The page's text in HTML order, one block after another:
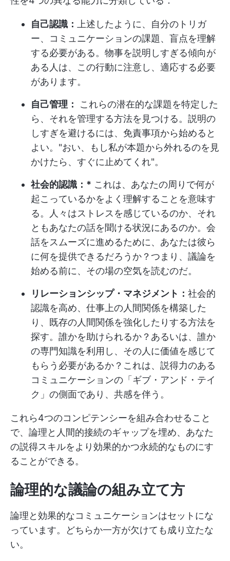
自己認識：
上述したように、自分のトリガ
ー、コミュニケーションの課題、盲点を理解
する必要がある。物事を説明しすぎる傾向が
ある人は、この行動に注意し、適応する必要
があります。
自己管理：
これらの潜在的な課題を特定した
ら、それを管理する方法を見つける。説明の
しすぎを避けるには、免責事項から始めると
よい。"おい、もし私が本題から外れるのを見
かけたら、すぐに止めてくれ"。
社会的認識：* これは、あなたの周りで何が
起こっているかをよく理解することを意味す
る。人々はストレスを感じているのか、それ
ともあなたの話を聞ける状況にあるのか。会
話をスムーズに進めるために、あなたは彼ら
に何を提供できるだろうか？つまり、議論を
始める前に、その場の空気を読むのだ。
リレーションシップ・マネジメント： 社会的
認識を高め、仕事上の人間関係を構築した
り、既存の人間関係を強化したりする方法を
探す。誰かを助けられるか？あるいは、誰か
の専門知識を利用し、その人に価値を感じて
もらう必要があるか？これは、説得力のある
コミュニケーションの「ギブ・アンド・テイ
ク」の側面であり、共感を伴う。
これら4つのコンピテンシーを組み合わせること
で、論理と人間的接続のギャップを埋め、あなた
の説得スキルをより効果的かつ永続的なものにす
ることができる。
論理的な議論の組み立て方
論理と効果的なコミュニケーションはセットにな
っています。どちらか一方が欠けても成り立たな
い。